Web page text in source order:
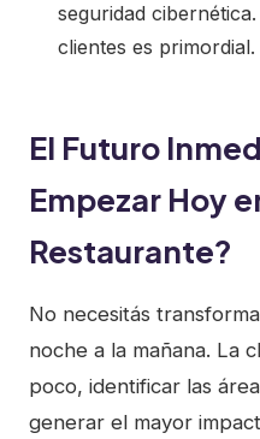
seguridad
clientes es primordial.
El Futuro
Empezar Hoy
Restaurante?
No necesitás
noche a la mañana. La
poco, identificar las
generar el mayor